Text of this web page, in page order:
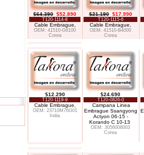
$64.390 $52.890
T120-1114-8
Cable Embrague,
OEM: 41510-G6100
Corea
$21.190 $17.990
T120-1115-6
Cable Embrague,
OEM: 41510-B4000
Corea
$12.290
T120-1119-9
Cable Embrague,
OEM: 23710M76G01
India
$24.690
T120-0826-0
Campana Linea
Embrague Ssangyong
Actyon 06-15 -
Korando C 10-13
OEM: 3056008003
Corea